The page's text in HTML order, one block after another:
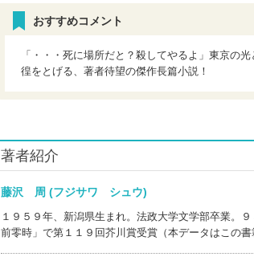
おすすめコメント
「・・・死に場所だと？殺してやるよ」東京の
徨をとげる、著者待望の傑作長篇小説！
著者紹介
藤沢 周 (フジサワ シュウ)
１９５９年、新潟県生まれ。法政大学文学部卒業。
前零時」で第１１９回芥川賞受賞（本データはこの